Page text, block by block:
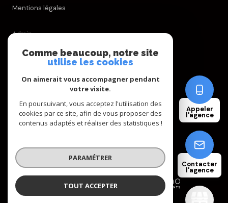
AGENCE FREDIANI
Appeler
l'agence
Contacter
l'agence
Mentions légales
Admin
Nos honoraires
Cookies
© 2026 | Tous droits réservés
Réalisé par
Comme beaucoup, notre site
utilise les cookies
On aimerait vous accompagner pendant
votre visite.
En poursuivant, vous acceptez l'utilisation des
cookies par ce site, afin de vous proposer des
contenus adaptés et réaliser des statistiques !
PARAMÉTRER
TOUT ACCEPTER